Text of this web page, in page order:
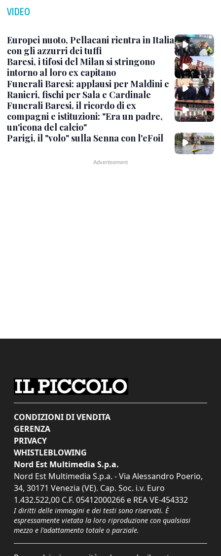
VIDEO
Europei nuoto, Pellacani rientra in Italia
con gli azzurri dei tuffi
Baresi, i tifosi del Milan si stringono
intorno al loro ex capitano
Funerali Baresi: applausi per Maldini e
Ranieri, fischi per Sala e Cardinale
Funerali Baresi, il ricordo di ex
compagni e istituzioni: "Era un padre,
un'icona del calcio"
Parigi, il "volo" sulla Senna con l'eFoil
CONDIZIONI DI VENDITA
GERENZA
PRIVACY
WHISTLEBLOWING
Nord Est Multimedia S.p.a.
Nord Est Multimedia S.p.a. - Via Alessandro Poerio,
34, 30171 Venezia (VE). Cap. Soc. i.v. Euro
1.432.522,00 C.F. 05412000266 e REA VE-454332
I diritti delle immagini e dei testi sono riservati. È
espressamente vietata la loro riproduzione con qualsiasi
mezzo e l'adattamento totale o parziale.